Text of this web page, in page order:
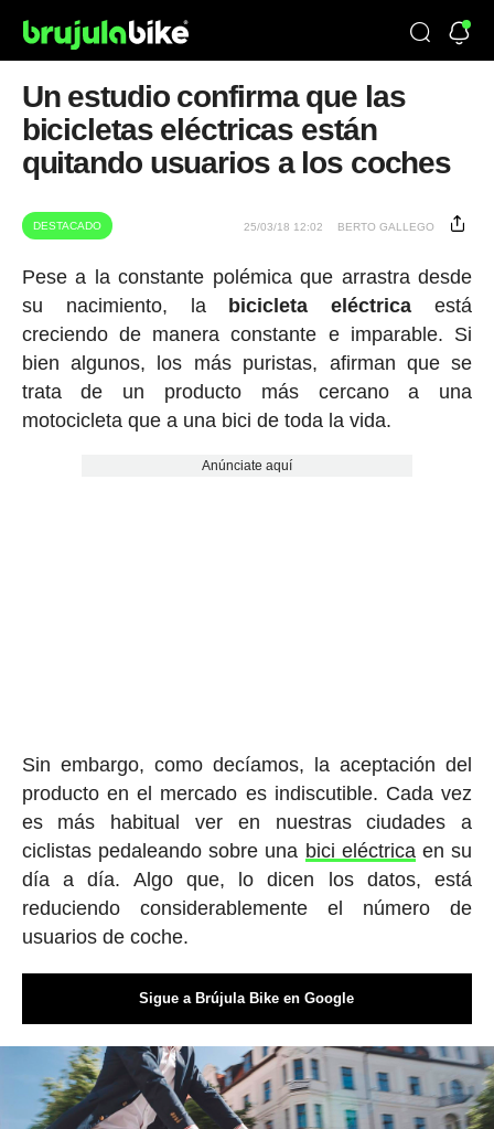
Un estudio confirma que las
bicicletas eléctricas están
quitando usuarios a los coches
DESTACADO 25/03/18 12:02 BERTO GALLEGO
Pese a la constante polémica que arrastra desde
su nacimiento, la
bicicleta eléctrica está
creciendo de manera constante e imparable. Si
bien algunos, los más puristas, afirman que se
trata de un producto más cercano a una
motocicleta que a una bici de toda la vida.
Anúnciate aquí
Sin embargo, como decíamos, la aceptación del
producto en el mercado es indiscutible. Cada vez
es más habitual ver en nuestras ciudades a
ciclistas pedaleando sobre una bici eléctricaen su
día a día. Algo que, lo dicen los datos, está
reduciendo considerablemente el número de
usuarios de coche.
Sigue a Brújula Bike en Google